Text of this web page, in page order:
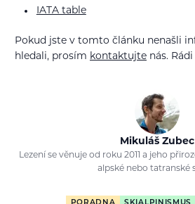
IATA table
Pokud jste v tomto článku nenašli
hledali, prosím kontaktujte nás.
Mikuláš Zubec
Lezení se věnuje od roku 2011 a jeho
alpské nebo tatranské